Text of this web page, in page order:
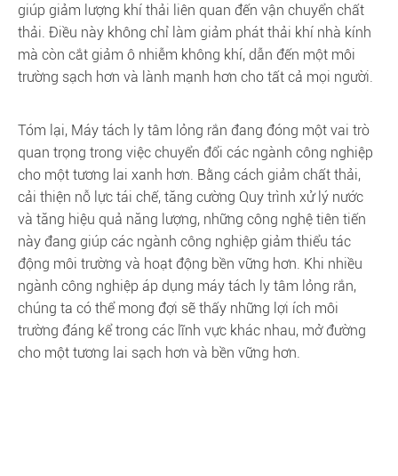
giúp giảm lượng khí thải liên quan đến vận chuyển chất
thải. Điều này không chỉ làm giảm phát thải khí nhà kính
mà còn cắt giảm ô nhiễm không khí, dẫn đến một môi
trường sạch hơn và lành mạnh hơn cho tất cả mọi người.
Tóm lại, Máy tách ly tâm lỏng rắn đang đóng một vai trò
quan trọng trong việc chuyển đổi các ngành công nghiệp
cho một tương lai xanh hơn. Bằng cách giảm chất thải,
cải thiện nỗ lực tái chế, tăng cường Quy trình xử lý nước
và tăng hiệu quả năng lượng, những công nghệ tiên tiến
này đang giúp các ngành công nghiệp giảm thiểu tác
động môi trường và hoạt động bền vững hơn. Khi nhiều
ngành công nghiệp áp dụng máy tách ly tâm lỏng rắn,
chúng ta có thể mong đợi sẽ thấy những lợi ích môi
trường đáng kể trong các lĩnh vực khác nhau, mở đường
cho một tương lai sạch hơn và bền vững hơn.